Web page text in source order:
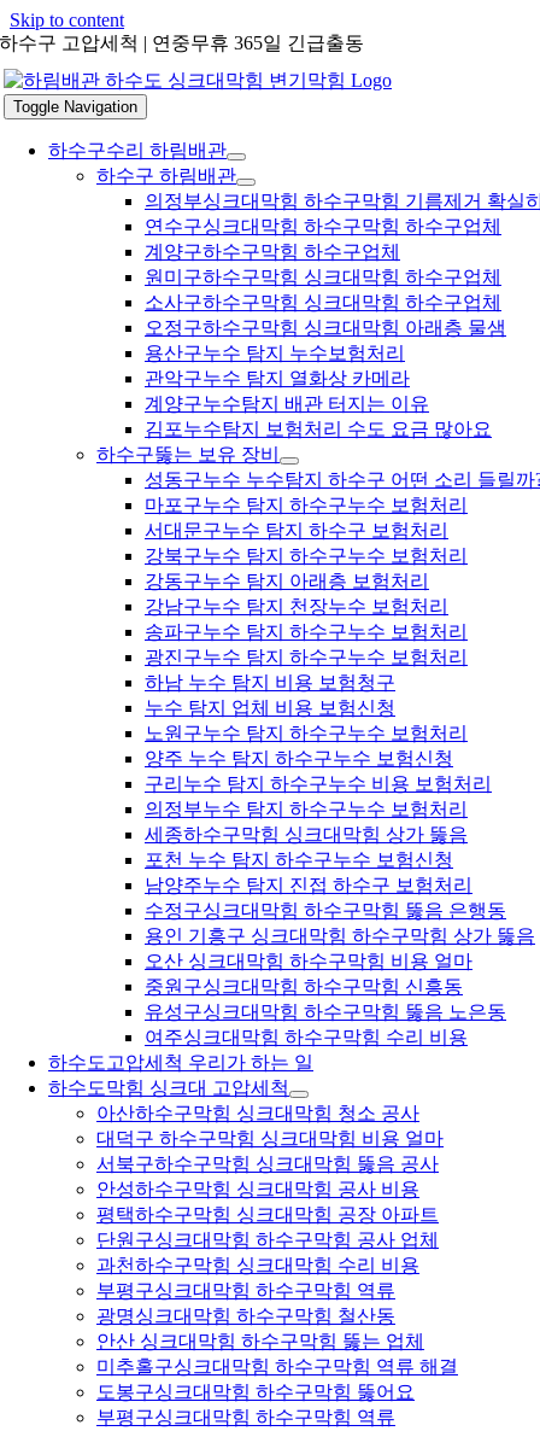
Skip to content
하수구 고압세척 | 연중무휴 365일 긴급출동
Toggle Navigation
하수구수리 하림배관
하수구 하림배관
의정부싱크대막힘 하수구막힘 기름제거 확실
연수구싱크대막힘 하수구막힘 하수구업체
계양구하수구막힘 하수구업체
원미구하수구막힘 싱크대막힘 하수구업체
소사구하수구막힘 싱크대막힘 하수구업체
오정구하수구막힘 싱크대막힘 아래층 물샘
용산구누수 탐지 누수보험처리
관악구누수 탐지 열화상 카메라
계양구누수탐지 배관 터지는 이유
김포누수탐지 보험처리 수도 요금 많아요
하수구뚫는 보유 장비
성동구누수 누수탐지 하수구 어떤 소리 들릴까
마포구누수 탐지 하수구누수 보험처리
서대문구누수 탐지 하수구 보험처리
강북구누수 탐지 하수구누수 보험처리
강동구누수 탐지 아래층 보험처리
강남구누수 탐지 천장누수 보험처리
송파구누수 탐지 하수구누수 보험처리
광진구누수 탐지 하수구누수 보험처리
하남 누수 탐지 비용 보험청구
누수 탐지 업체 비용 보험신청
노원구누수 탐지 하수구누수 보험처리
양주 누수 탐지 하수구누수 보험신청
구리누수 탐지 하수구누수 비용 보험처리
의정부누수 탐지 하수구누수 보험처리
세종하수구막힘 싱크대막힘 상가 뚫음
포천 누수 탐지 하수구누수 보험신청
남양주누수 탐지 진접 하수구 보험처리
수정구싱크대막힘 하수구막힘 뚫음 은행동
용인 기흥구 싱크대막힘 하수구막힘 상가 뚫음
오산 싱크대막힘 하수구막힘 비용 얼마
중원구싱크대막힘 하수구막힘 신흥동
유성구싱크대막힘 하수구막힘 뚫음 노은동
여주싱크대막힘 하수구막힘 수리 비용
하수도고압세척 우리가 하는 일
하수도막힘 싱크대 고압세척
아산하수구막힘 싱크대막힘 청소 공사
대덕구 하수구막힘 싱크대막힘 비용 얼마
서북구하수구막힘 싱크대막힘 뚫음 공사
안성하수구막힘 싱크대막힘 공사 비용
평택하수구막힘 싱크대막힘 공장 아파트
단원구싱크대막힘 하수구막힘 공사 업체
과천하수구막힘 싱크대막힘 수리 비용
부평구싱크대막힘 하수구막힘 역류
광명싱크대막힘 하수구막힘 철산동
안산 싱크대막힘 하수구막힘 뚫는 업체
미추홀구싱크대막힘 하수구막힘 역류 해결
도봉구싱크대막힘 하수구막힘 뚫어요
부평구싱크대막힘 하수구막힘 역류